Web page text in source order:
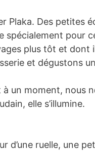
Plaka. Des petites
spécialement pour
plus tôt et dont
et dégustons
un moment, nous
elle s’illumine.
d’une ruelle, une